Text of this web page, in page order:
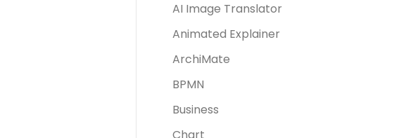
AI Image Translator
Animated Explainer
ArchiMate
BPMN
Business